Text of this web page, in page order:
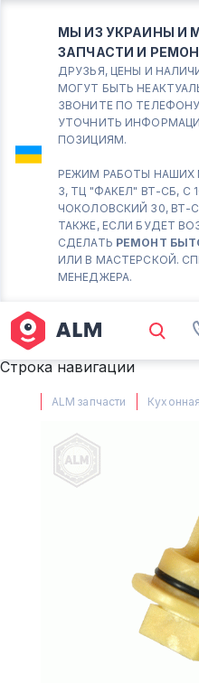
МЫ ИЗ УКРАИНЫ И
ЗАПЧАСТИ И
ДРУЗЬЯ, ЦЕНЫ И
МОГУТ БЫТЬ
ЗВОНИТЕ ПО
УТОЧНИТЬ
ПОЗИЦИЯМ.
РЕЖИМ РАБОТЫ НАШИХ
3, ТЦ "ФАКЕЛ" ВТ-СБ, С
ЧОКОЛОВСКИЙ 30, ВТ-
ТАКЖЕ, ЕСЛИ БУДЕТ
СДЕЛАТЬ РЕМОНТ
ИЛИ В МАСТЕРСКОЙ.
МЕНЕДЖЕРА.
КИЕВ
Вт.- Сб.
10:00 - 18:00
СБ. с 10-00
(098) 672
(063) 722 37
М.
10-00 ДО 18-
(063) 527 27
Строка навигации
ALM запчасти